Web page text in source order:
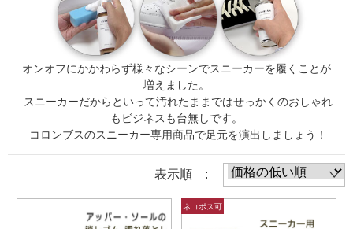
オンオフにかかわらず様々なシーンでスニーカーを履くことが
増えました。
スニーカーだからといって汚れたままではせっかくのおしゃれ
もビジネスも台無しです。
コロンブスのスニーカー専用商品で足元を演出しましょう！
表示順 :